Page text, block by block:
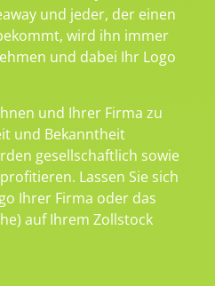
und jeder, der einen
wird ihn immer
und dabei Ihr Logo
und Ihrer Firma zu
und Bekanntheit
gesellschaftlich sowie
Lassen Sie sich
Ihrer Firma oder das
auf Ihrem Zollstock